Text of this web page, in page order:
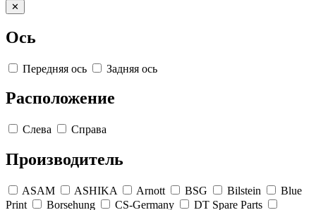
✕
Ось
Передняя ось Задняя ось
Расположение
Слева Справа
Производитель
ASAM ASHIKA Arnott BSG Bilstein
Blue
Print
Borsehung CS-Germany
DT Spare Parts